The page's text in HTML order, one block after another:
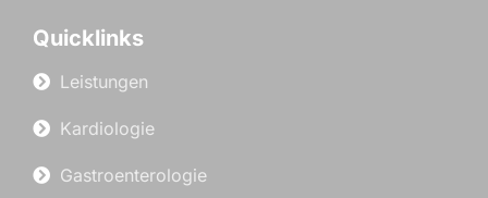
Quicklinks
Leistungen
Kardiologie
Gastroenterologie